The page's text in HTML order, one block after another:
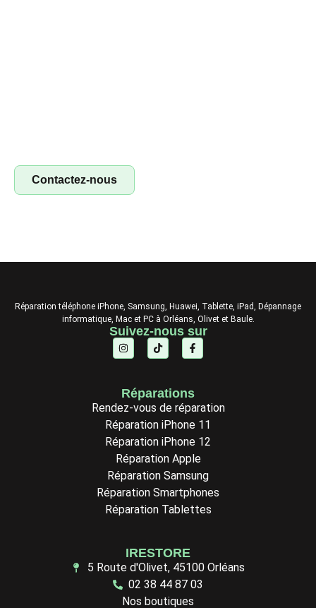
Contactez-nous
Réparation téléphone iPhone, Samsung, Huawei, Tablette, iPad, Dépannage
informatique, Mac et PC à Orléans, Olivet et Baule.
Suivez-nous sur
Réparations
Rendez-vous de réparation
Réparation iPhone 11
Réparation iPhone 12
Réparation Apple
Réparation Samsung
Réparation Smartphones
Réparation Tablettes
IRESTORE
5 Route d'Olivet, 45100 Orléans
02 38 44 87 03
Nos boutiques